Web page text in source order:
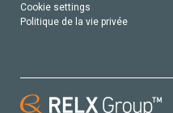
Cookie settings
Politique de la vie privée